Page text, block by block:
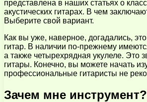
представлена в наших статьях о
акустических гитарах. В чем
Выберите свой вариант.
Как вы уже, наверное, догадались,
гитар. В наличии по-прежнему
а также четырехрядная укулеле. Это
гитары. Конечно, вы можете начать
профессиональные гитаристы не
Зачем мне инструмент?